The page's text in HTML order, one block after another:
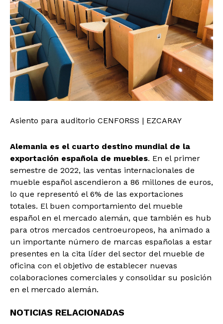
NOTICIAS RELACIONADAS
Asiento para auditorio CENFORSS | EZCARAY
Alemania es el cuarto destino mundial de la
exportación española de muebles. En el primer
semestre de 2022, las ventas internacionales de
mueble español ascendieron a 86 millones de euros,
lo que representó el 6% de las exportaciones
totales. El buen comportamiento del mueble
español en el mercado alemán, que también es hub
para otros mercados centroeuropeos, ha animado a
un importante número de marcas españolas a estar
presentes en la cita líder del sector del mueble de
oficina con el objetivo de establecer nuevas
colaboraciones comerciales y consolidar su posición
en el mercado alemán.